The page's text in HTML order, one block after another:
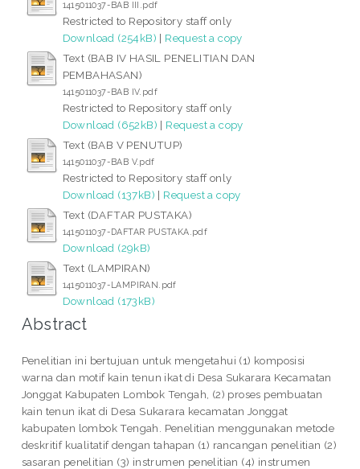
1415011037-BAB III.pdf
Restricted to Repository staff only
Download (254kB) | Request a copy
Text (BAB IV HASIL PENELITIAN DAN
PEMBAHASAN)
1415011037-BAB IV.pdf
Restricted to Repository staff only
Download (652kB) | Request a copy
Text (BAB V PENUTUP)
1415011037-BAB V.pdf
Restricted to Repository staff only
Download (137kB) | Request a copy
Text (DAFTAR PUSTAKA)
1415011037-DAFTAR PUSTAKA.pdf
Download (29kB)
Text (LAMPIRAN)
1415011037-LAMPIRAN.pdf
Download (173kB)
Abstract
Penelitian ini bertujuan untuk mengetahui (1) komposisi
warna dan motif kain tenun ikat di Desa Sukarara Kecamatan
Jonggat Kabupaten Lombok Tengah, (2) proses pembuatan
kain tenun ikat di Desa Sukarara kecamatan Jonggat
kabupaten lombok Tengah. Penelitian menggunakan metode
deskritif kualitatif dengan tahapan (1) rancangan penelitian (2)
sasaran penelitian (3) instrumen penelitian (4) instrumen